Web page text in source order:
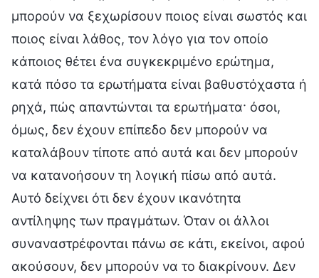
μπορούν να ξεχωρίσουν ποιος είναι σωστός και
ποιος είναι λάθος, τον λόγο για τον οποίο
κάποιος θέτει ένα συγκεκριμένο ερώτημα,
κατά πόσο τα ερωτήματα είναι βαθυστόχαστα ή
ρηχά, πώς απαντώνται τα ερωτήματα· όσοι,
όμως, δεν έχουν επίπεδο δεν μπορούν να
καταλάβουν τίποτε από αυτά και δεν μπορούν
να κατανοήσουν τη λογική πίσω από αυτά.
Αυτό δείχνει ότι δεν έχουν ικανότητα
αντίληψης των πραγμάτων. Όταν οι άλλοι
συναναστρέφονται πάνω σε κάτι, εκείνοι, αφού
ακούσουν, δεν μπορούν να το διακρίνουν. Δεν